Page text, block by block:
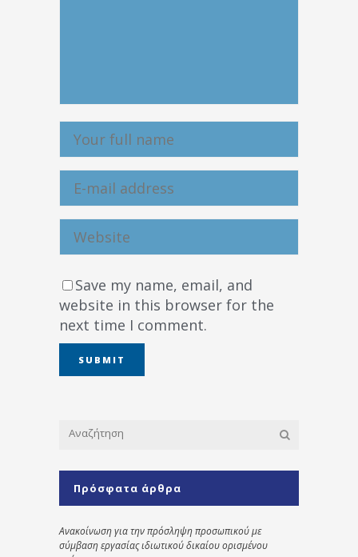
Save my name, email, and
website in this browser for the
next time I comment.
Πρόσφατα άρθρα
Ανακοίνωση για την πρόσληψη προσωπικού με
σύμβαση εργασίας ιδιωτικού δικαίου ορισμένου